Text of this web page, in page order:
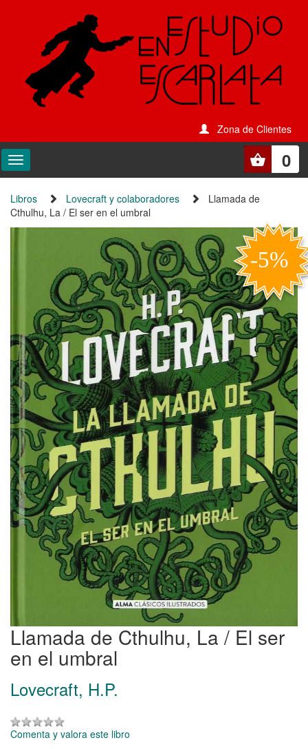
Zona de Clientes
0
Libros Lovecraft y colaboradores
Llamada de
Cthulhu, La / El ser en el umbral
Llamada de Cthulhu, La / El ser
en el umbral
Lovecraft, H.P.
Comenta y valora este libro